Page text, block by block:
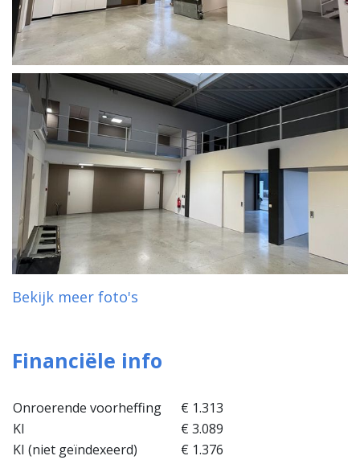
Bekijk meer foto's
Financiële info
Onroerende voorheffing
€ 1.313
KI
€ 3.089
KI (niet geïndexeerd)
€ 1.376